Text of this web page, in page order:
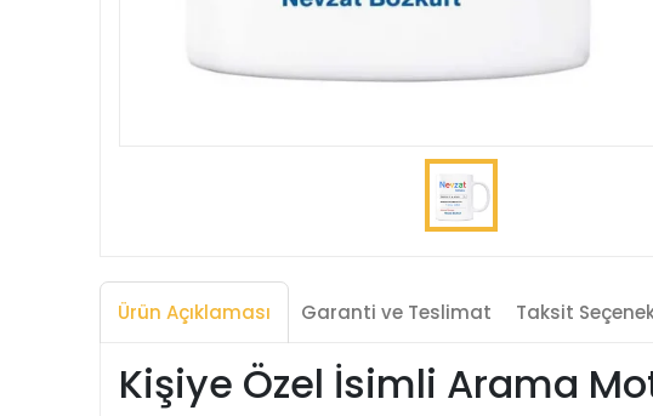
Ürün Açıklaması Garanti ve Teslimat Taksit
Kişiye Özel İsimli Arama